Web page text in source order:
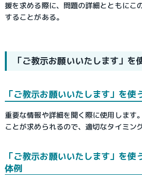
援を求める際に、問題の詳細とともにこ
することがある。
「ご教示お願いいたします」を
「ご教示お願いいたします」を使
重要な情報や詳細を聞く際に使用します
ことが求められるので、適切なタイミン
「ご教示お願いいたします」を使
体例